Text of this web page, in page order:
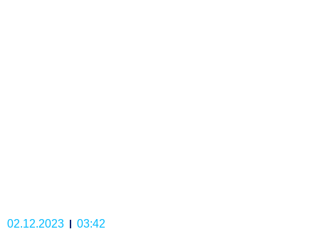
02.12.2023 03:42